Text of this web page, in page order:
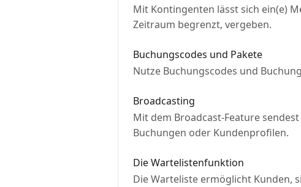
Mit Kontingenten lässt sich ein(e)
Zeitraum begrenzt, vergeben.
Buchungscodes und Pakete
Nutze Buchungscodes und
Broadcasting
Mit dem Broadcast-Feature
Buchungen oder Kundenprofilen.
Die Wartelistenfunktion
Die Warteliste ermöglicht Kunden,